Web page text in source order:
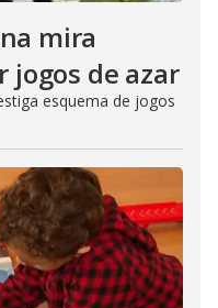
mira
de azar
esquema de jogos